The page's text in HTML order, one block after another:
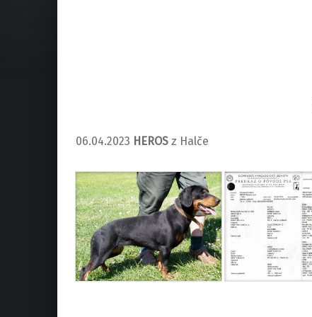
06.04.2023 HEROSz Halče
Preskočiť späť na hlavnú navigáciu